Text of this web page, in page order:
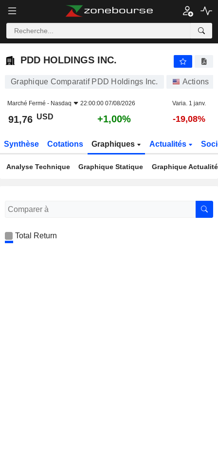
PDD HOLDINGS INC.
PDD HOLDINGS INC.
Graphique Comparatif PDD Holdings Inc. Actions
Marché Fermé - Nasdaq 22:00:00 07/08/2026 Varia. 1 janv.
91,76 USD +1,00% -19,08%
Synthèse Cotations Graphiques Actualités
Analyse Technique Graphique Statique Graphique
Total Return